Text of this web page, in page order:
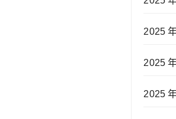
2025
2025
2025